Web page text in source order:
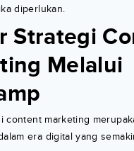
diperlukan.
Strategi
Melalui
content marketing
era digital yang